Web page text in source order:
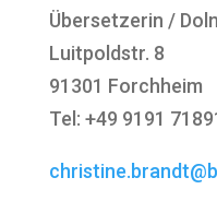
Übersetzerin /
Luitpoldstr. 8
91301 Forchheim
Tel: +49 9191